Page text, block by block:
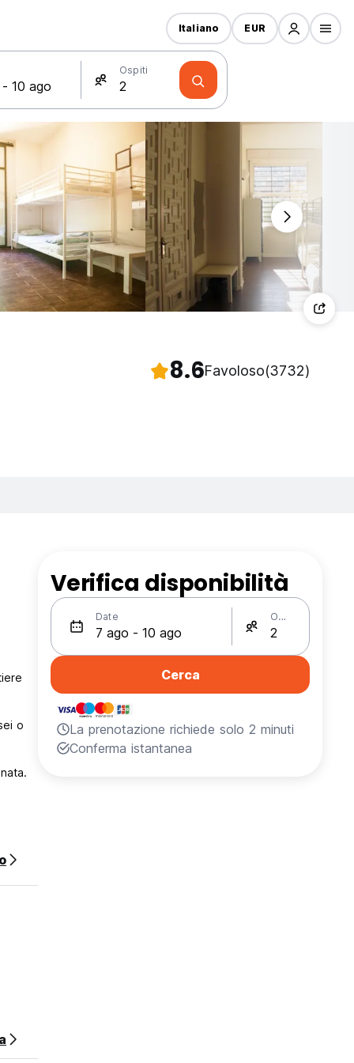
Ospiti
Italiano EUR
8.6Favoloso(3732)
o
Verifica disponibilità
Date Ospiti
Cerca
La prenotazione richiede solo 2 minuti
Conferma istantanea